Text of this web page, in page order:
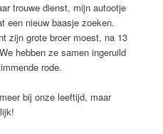
trouwe dienst, mijn autootje
een nieuw baasje zoeken.
zijn grote broer moest, na 13
hebben ze samen ingeruild
rode.
bij onze leeftijd, maar